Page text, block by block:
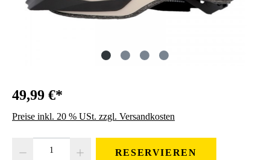
49,99 €*
Preise inkl. 20 % USt. zzgl. Versandkosten
RESERVIEREN